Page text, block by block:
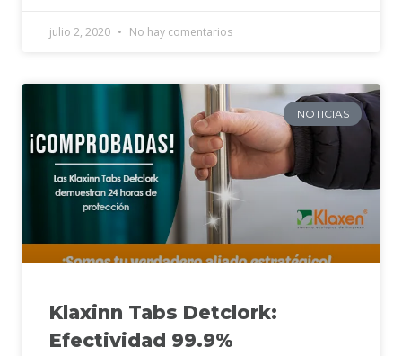
julio 2, 2020 No hay comentarios
NOTICIAS
Klaxinn Tabs Detclork:
Efectividad 99.9%